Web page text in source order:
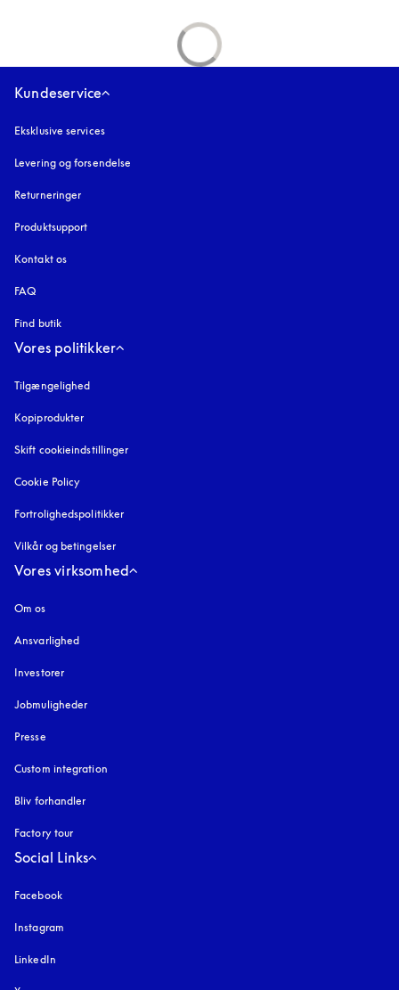
Kundeservice
Eksklusive services
Levering og forsendelse
Returneringer
Produktsupport
Kontakt os
FAQ
Find butik
Vores politikker
Tilgængelighed
Kopiprodukter
Skift cookieindstillinger
Cookie Policy
Fortrolighedspolitikker
Vilkår og betingelser
Vores virksomhed
Om os
Ansvarlighed
Investorer
Jobmuligheder
Presse
Custom integration
Bliv forhandler
Factory tour
Social Links
Facebook
Instagram
LinkedIn